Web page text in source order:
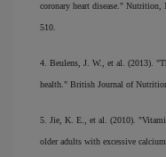
coronary heart disease." Nutrition,
510.
4. Beulens, J. W., et al. (2013).
health." British Journal of
5. Jie, K. E., et al. (2010).
older adults with excessive